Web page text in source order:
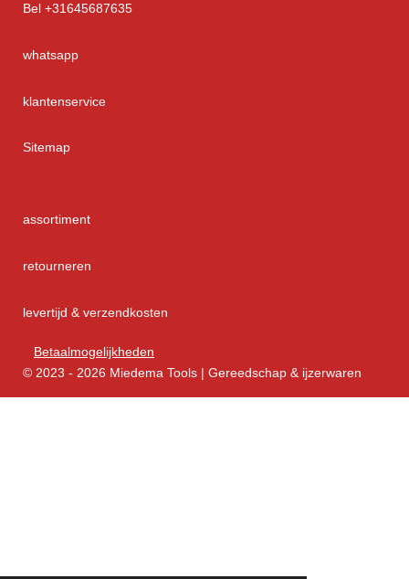
Bel +31645687635
whatsapp
klantenservice
Sitemap
assortiment
retourneren
levertijd & verzendkosten
Betaalmogelijkheden
© 2023 - 2026 Miedema Tools | Gereedschap & ijzerwaren